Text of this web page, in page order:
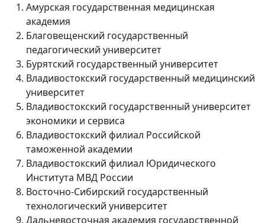
Амурская государственная медицинская
академия
Благовещенский государственный
педагогический университет
Бурятский государственный университет
Владивостокский государственный медицинский
университет
Владивостокский государственный университет
экономики и сервиса
Владивостокский филиал Российской
таможенной академии
Владивостокский филиал Юридического
Института МВД России
Восточно-Сибирский государственный
технологический университет
Дальневосточная академия государственной